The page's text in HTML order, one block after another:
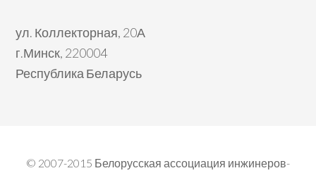
ул. Коллекторная, 20А
г.Минск, 220004
Республика Беларусь
© 2007-2015 Белорусская ассоциация инжинеров-